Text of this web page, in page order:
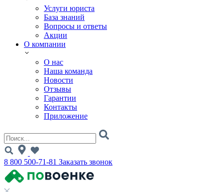
Услуги юриста
База знаний
Вопросы и ответы
Акции
О компании
О нас
Наша команда
Новости
Отзывы
Гарантии
Контакты
Приложение
8 800 500-71-81 Заказать звонок